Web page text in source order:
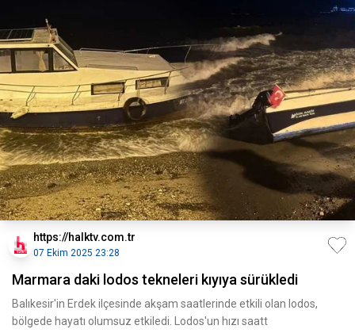
https://halktv.com.tr
07 Ekim 2025 23:28
Marmara daki lodos tekneleri kıyıya sürükledi
Balıkesir'in Erdek ilçesinde akşam saatlerinde etkili olan lodos,
bölgede hayatı olumsuz etkiledi. Lodos'un hızı saatt